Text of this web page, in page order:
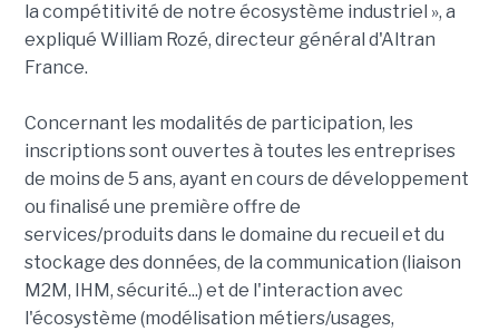
la compétitivité de notre écosystème industriel », a
expliqué William Rozé, directeur général d'Altran
France.
Concernant les modalités de participation, les
inscriptions sont ouvertes à toutes les entreprises
de moins de 5 ans, ayant en cours de développement
ou finalisé une première offre de
services/produits dans le domaine du recueil et du
stockage des données, de la communication (liaison
M2M, IHM, sécurité...) et de l'interaction avec
l'écosystème (modélisation métiers/usages,